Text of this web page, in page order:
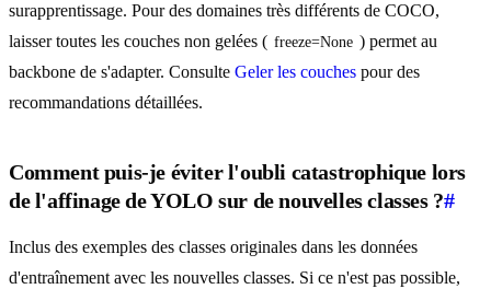
surapprentissage. Pour des domaines très différents de COCO,
laisser toutes les couches non gelées ( freeze=None ) permet au
backbone de s'adapter. Consulte Geler les couches pour des
recommandations détaillées.
Comment puis-je éviter l'oubli catastrophique lors
de l'affinage de YOLO sur de nouvelles classes ?#
Inclus des exemples des classes originales dans les données
d'entraînement avec les nouvelles classes. Si ce n'est pas possible,